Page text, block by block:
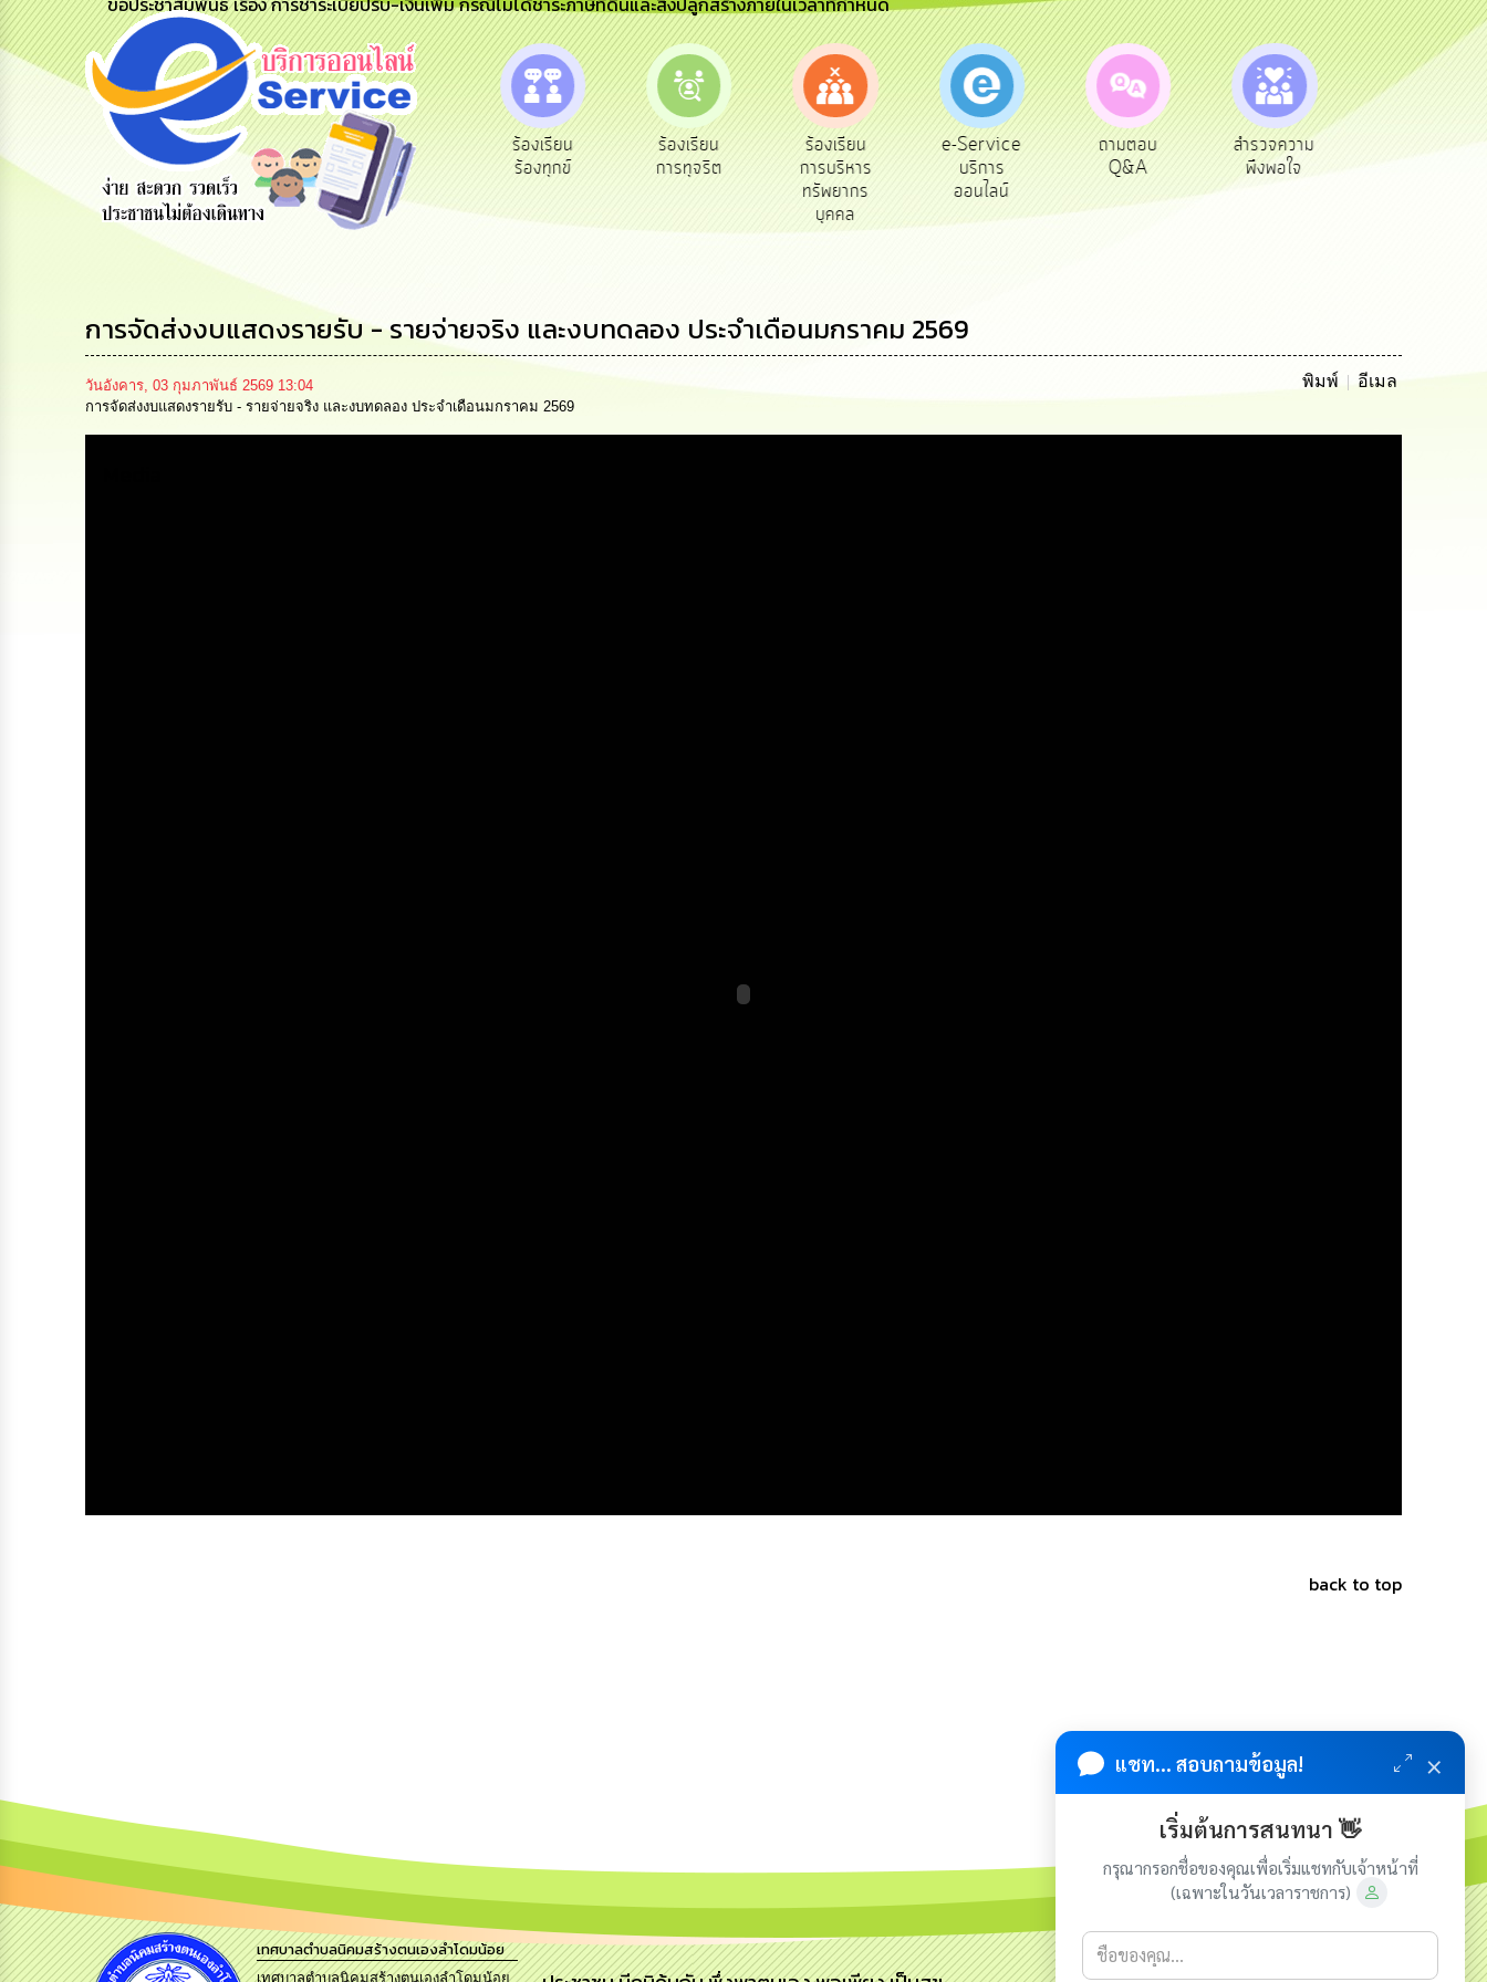
ข้อมูลการ
สายด่วนผู้
บริหาร
รับฟังความ
คิดเห็น
ประชาชน
ร้องเรียน
ร้องทุกข์
ร้องเรียน
การทุจริต
ร้องเรียน
การบริหาร
ทรัพยากร
บุคคล
e-Service
บริการ
ออนไลน์
ถามตอบ
Q&A
สำรวจความ
พึงพอใจ
การจัดส่งงบแสดงรายรับ - รายจ่ายจริง และงบทดลอง ประจำเดือนมกราคม 2569
วันอังคาร, 03 กุมภาพันธ์ 2569 13:04 พิมพ์ อีเมล
การจัดส่งงบแสดงรายรับ - รายจ่ายจริง และงบทดลอง ประจำเดือนมกราคม 2569
back to top
แชท... สอบถามข้อมูล! ×
เริ่มต้นการสนทนา 👋
กรุณากรอกชื่อของคุณเพื่อเริ่มแชทกับเจ้าหน้าที่
(เฉพาะในวันเวลาราชการ)
เทศบาลตำบลนิคมสร้างตนเองลำโดมน้อย
เทศบาลตำบลนิคมสร้างตนเองลำโดมน้อย เกี่ยวกับเรา ติดต่อเรา